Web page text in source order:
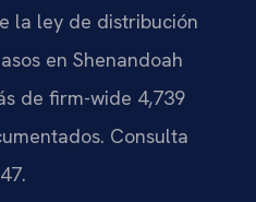
la ley de distribución
en Shenandoah
de firm-wide 4,739
Consulta